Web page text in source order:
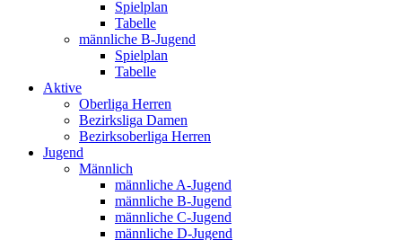
Spielplan
Tabelle
männliche B-Jugend
Spielplan
Tabelle
Aktive
Oberliga Herren
Bezirksliga Damen
Bezirksoberliga Herren
Jugend
Männlich
männliche A-Jugend
männliche B-Jugend
männliche C-Jugend
männliche D-Jugend